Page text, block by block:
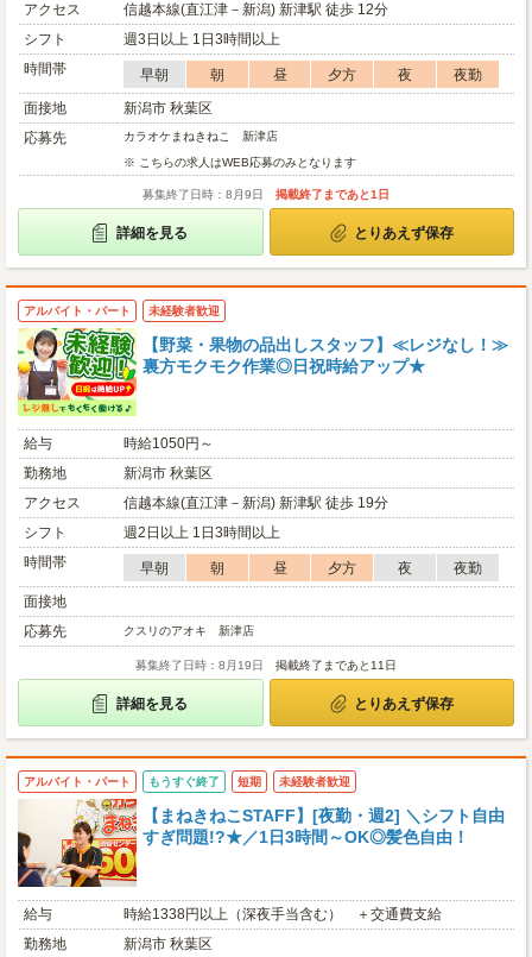
アクセス
信越本線(直江津－新潟) 新津駅 徒歩 12分
シフト
週3日以上 1日3時間以上
時間帯
早朝 朝 昼 夕方 夜
夜勤
面接地
新潟市 秋葉区
応募先
カラオケまねきねこ 新津店
※ こちらの求人はWEB応募のみとなります
募集終了日時：8月9日 掲載終了まであと1日
詳細を見る とりあえず保存
アルバイト・パート 未経験者歓迎
【野菜・果物の品出しスタッフ】≪レジなし！≫
裏方モクモク作業◎日祝時給アップ★
給与
時給1050円～
勤務地
新潟市 秋葉区
アクセス
信越本線(直江津－新潟) 新津駅 徒歩 19分
シフト
週2日以上 1日3時間以上
時間帯
早朝 朝 昼 夕方 夜
夜勤
面接地
応募先
クスリのアオキ 新津店
募集終了日時：8月19日 掲載終了まであと11日
詳細を見る とりあえず保存
アルバイト・パート もうすぐ終了 短期 未経験者歓迎
【まねきねこSTAFF】[夜勤・週2] ＼シフト自由
すぎ問題!?★／1日3時間～OK◎髪色自由！
給与
時給1338円以上（深夜手当含む） ＋交通費支給
勤務地
新潟市 秋葉区